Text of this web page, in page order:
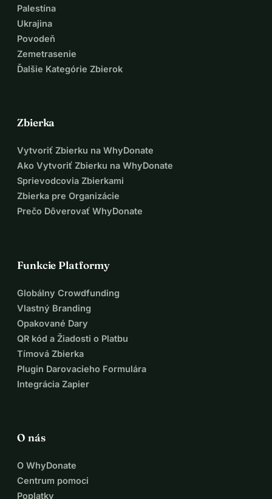
Palestína
Ukrajina
Povodeň
Zemetrasenie
Ďalšie Kategórie Zbierok
Zbierka
Vytvoriť Zbierku na WhyDonate
Ako Vytvoriť Zbierku na WhyDonate
Sprievodcovia Zbierkami
Zbierka pre Organizácie
Prečo Dôverovať WhyDonate
Funkcie Platformy
Globálny Crowdfunding
Vlastný Branding
Opakované Dary
QR kód a Žiadosti o Platbu
Tímová Zbierka
Plugin Darovacieho Formulára
Integrácia Zapier
O nás
O WhyDonate
Centrum pomoci
Poplatky